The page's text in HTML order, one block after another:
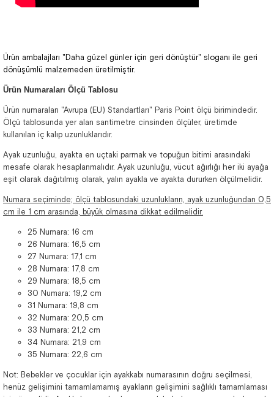
Ürün ambalajları "Daha güzel günler için geri dönüştür" sloganı ile geri
dönüşümlü malzemeden üretilmiştir.
Ürün Numaraları Ölçü Tablosu
Ürün numaraları "Avrupa (EU) Standartları" Paris Point ölçü birimindedir.
Ölçü tablosunda yer alan santimetre cinsinden ölçüler, üretimde
kullanılan iç kalıp uzunluklarıdır.
Ayak uzunluğu, ayakta en uçtaki parmak ve topuğun bitimi arasındaki
mesafe olarak hesaplanmalıdır. Ayak uzunluğu, vücut ağırlığı her iki ayağa
eşit olarak dağıtılmış olarak, yalın ayakla ve ayakta dururken ölçülmelidir.
Numara seçiminde; ölçü tablosundaki uzunlukların, ayak uzunluğundan 0,5
cm ile 1 cm arasında, büyük olmasına dikkat edilmelidir.
25 Numara: 16 cm
26 Numara: 16,5 cm
27 Numara: 17,1 cm
28 Numara: 17,8 cm
29 Numara: 18,5 cm
30 Numara: 19,2 cm
31 Numara: 19,8 cm
32 Numara: 20,5 cm
33 Numara: 21,2 cm
34 Numara: 21,9 cm
35 Numara: 22,6 cm
Not: Bebekler ve çocuklar için ayakkabı numarasının doğru seçilmesi,
henüz gelişimini tamamlamamış ayakların gelişimini sağlıklı tamamlaması